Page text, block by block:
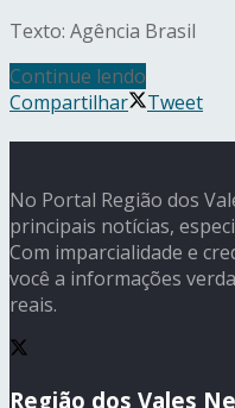
Texto: Agência Brasil
Continue lendo
Compartilhar
Tweet
No Portal Região dos
principais notícias,
Com imparcialidade e
você a informações
reais.
Região dos Vales